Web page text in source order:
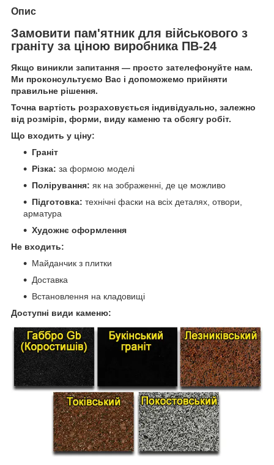
Опис
Замовити пам'ятник для військового з
граніту за ціною виробника ПВ-24
Якщо виникли запитання — просто зателефонуйте нам.
Ми проконсультуємо Вас і допоможемо прийняти
правильне рішення.
Точна вартість розраховується індивідуально, залежно
від розмірів, форми, виду каменю та обсягу робіт.
Що входить у ціну:
Граніт
Різка: за формою моделі
Полірування: як на зображенні, де це можливо
Підготовка: технічні фаски на всіх деталях, отвори,
арматура
Художнє оформлення
Не входить:
Майданчик з плитки
Доставка
Встановлення на кладовищі
Доступні види каменю: